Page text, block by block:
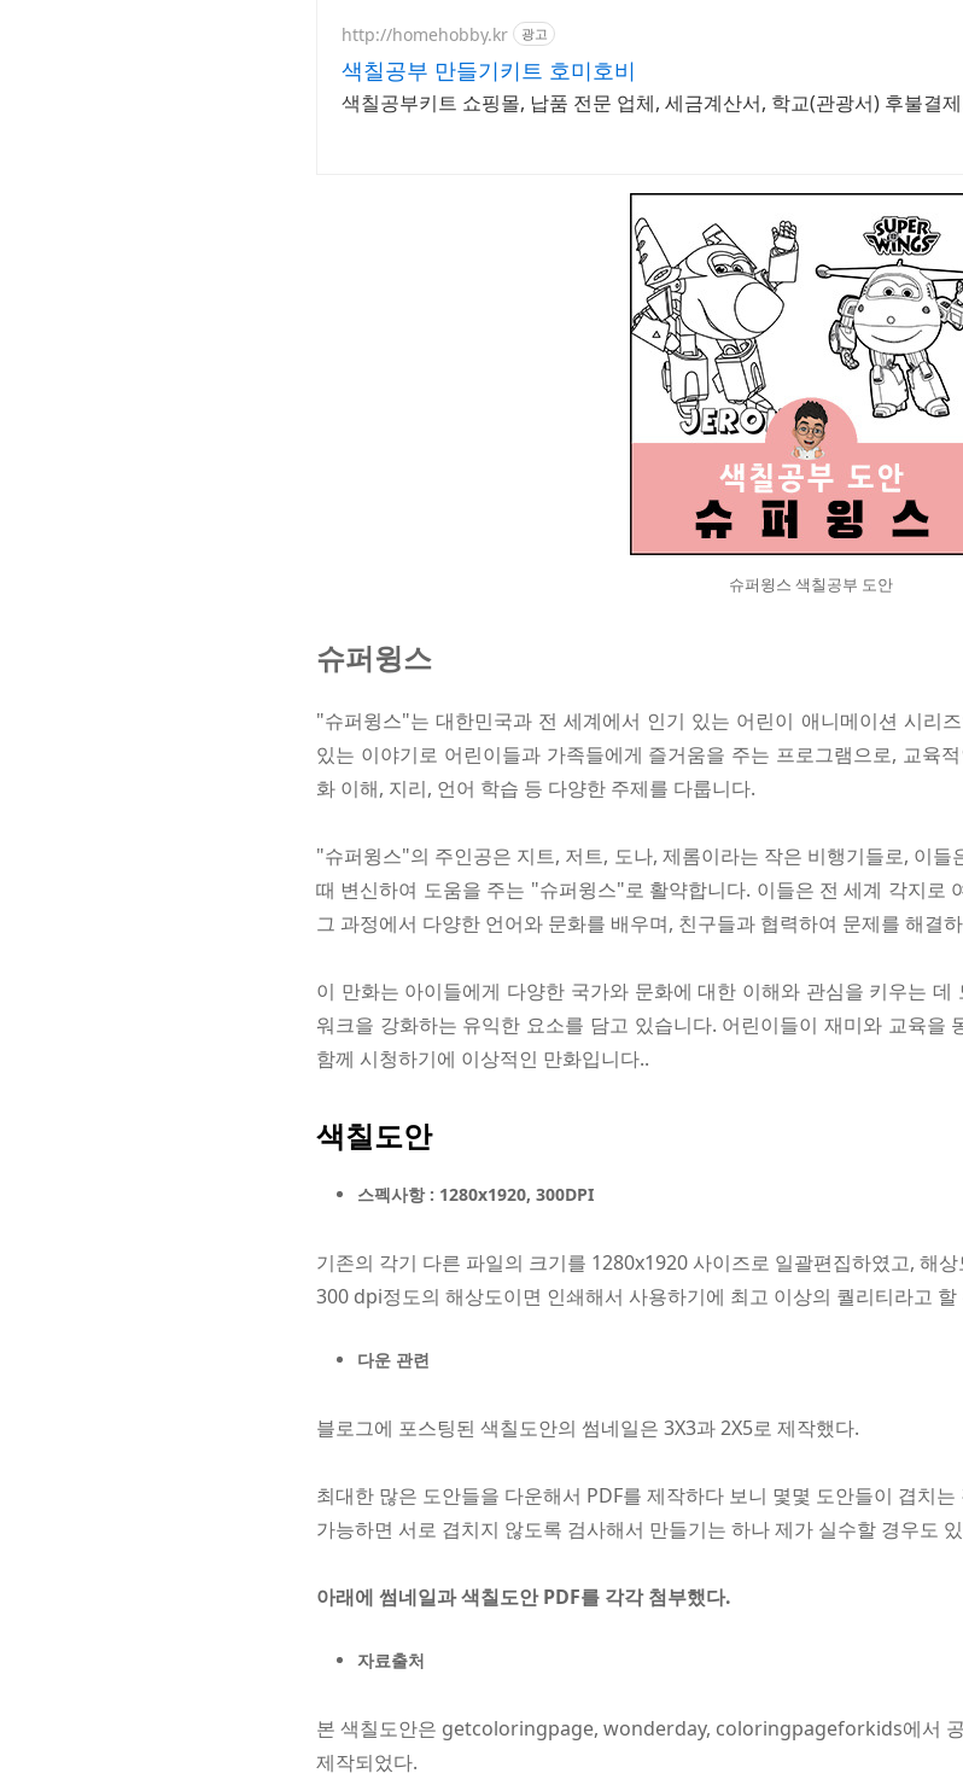
http://homehobby.kr 광고
색칠공부 만들기키트 호미호비
색칠공부키트 쇼핑몰, 납품 전문 업체, 세금계산서, 학교(관광서) 후불결
슈퍼윙스 색칠공부 도안
슈퍼윙스
"슈퍼윙스"는 대한민국과 전 세계에서 인기 있는 어린이 애니메이션 시리
있는 이야기로 어린이들과 가족들에게 즐거움을 주는 프로그램으로, 교육
화 이해, 지리, 언어 학습 등 다양한 주제를 다룹니다.
"슈퍼윙스"의 주인공은 지트, 저트, 도나, 제롬이라는 작은 비행기들로, 이
때 변신하여 도움을 주는 "슈퍼윙스"로 활약합니다. 이들은 전 세계 각지로
그 과정에서 다양한 언어와 문화를 배우며, 친구들과 협력하여 문제를 해결
이 만화는 아이들에게 다양한 국가와 문화에 대한 이해와 관심을 키우는
워크을 강화하는 유익한 요소를 담고 있습니다. 어린이들이 재미와 교육을
함께 시청하기에 이상적인 만화입니다..
색칠도안
스펙사항 : 1280x1920, 300DPI
기존의 각기 다른 파일의 크기를 1280x1920 사이즈로 일괄편집하였고, 해
300 dpi정도의 해상도이면 인쇄해서 사용하기에 최고 이상의 퀄리티라고 할
다운 관련
블로그에 포스팅된 색칠도안의 썸네일은 3X3과 2X5로 제작했다.
최대한 많은 도안들을 다운해서 PDF를 제작하다 보니 몇몇 도안들이 겹치는
가능하면 서로 겹치지 않도록 검사해서 만들기는 하나 제가 실수할 경우도
아래에 썸네일과 색칠도안 PDF를 각각 첨부했다.
자료출처
본 색칠도안은 getcoloringpage, wonderday, coloringpageforkids에서 공
제작되었다.